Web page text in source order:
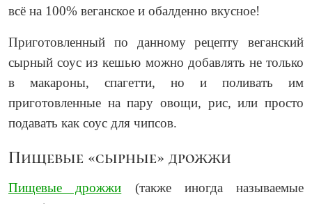
всё на 100% веганское и обалденно вкусное!
Приготовленный по данному рецепту веганский
сырный соус из кешью можно добавлять не только
в макароны, спагетти, но и поливать им
приготовленные на пару овощи, рис, или просто
подавать как соус для чипсов.
Пищевые «сырные» дрожжи
Пищевые дрожжи (также иногда называемые